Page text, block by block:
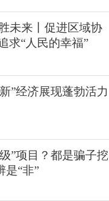
未来丨促进区域协
求“人民的幸福”
”经济展现蓬勃活力
”项目？都是骗子挖
是“非”